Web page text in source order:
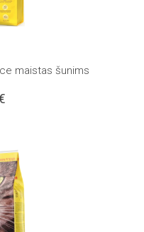
maistas šunims